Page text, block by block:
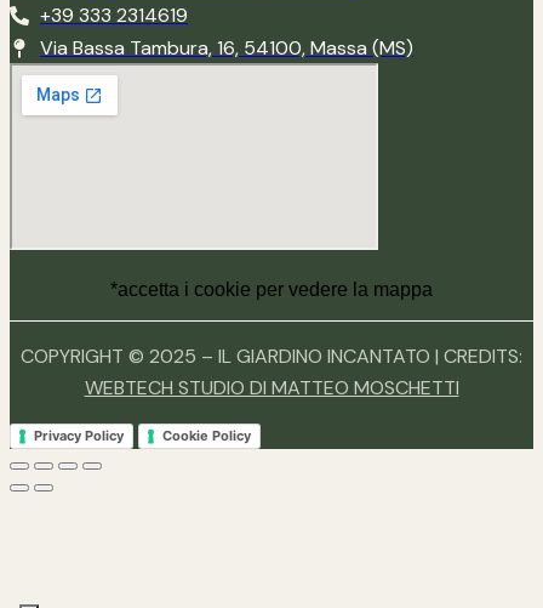
+39 333 2314619
Via Bassa Tambura, 16, 54100, Massa (MS)
*accetta i cookie per vedere la mappa
COPYRIGHT © 2025 – IL GIARDINO INCANTATO | CREDITS:
WEBTECH STUDIO DI MATTEO MOSCHETTI
Privacy Policy Cookie Policy